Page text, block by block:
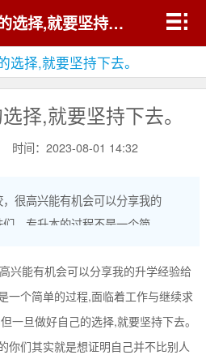
一旦做好自己的选择,就要坚持下去。
选择,就要坚持下去。
择,就要坚持下去。
时间：2023-08-01 14:32
很高兴能有机会可以分享我的
。专升本的过程不是一个简单
选择,就要坚持下去。
能有机会可以分享我的升学经验给
一个简单的过程,面临着工作与继续求
一旦做好自己的选择,就要坚持下去。
们其实就是想证明自己并不比别人